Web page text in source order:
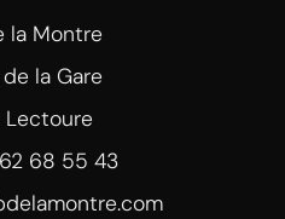
la Montre
la Gare
68 55 43